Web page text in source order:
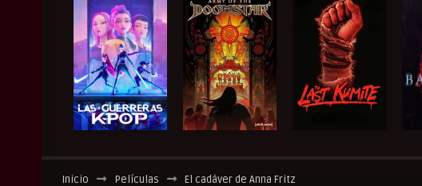
Inicio Películas El cadáver de Anna Fritz